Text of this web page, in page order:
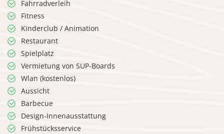
Fahrradverleih
Fitness
Kinderclub / Animation
Restaurant
Spielplatz
Vermietung von SUP-Boards
Wlan (kostenlos)
Aussicht
Barbecue
Design-Innenausstattung
Frühstücksservice